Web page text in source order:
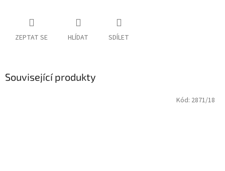
ZEPTAT SE HLÍDAT SDÍLET
Související produkty
Kód: 2871/18